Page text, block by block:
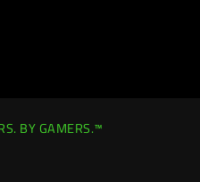
BY GAMERS.™